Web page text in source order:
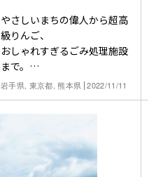
やさしいまちの偉人から超高
級りんご、
おしゃれすぎるごみ処理施設
まで。
全国のすごい人とモノ
岩手県, 東京都, 熊本県 2022/11/11